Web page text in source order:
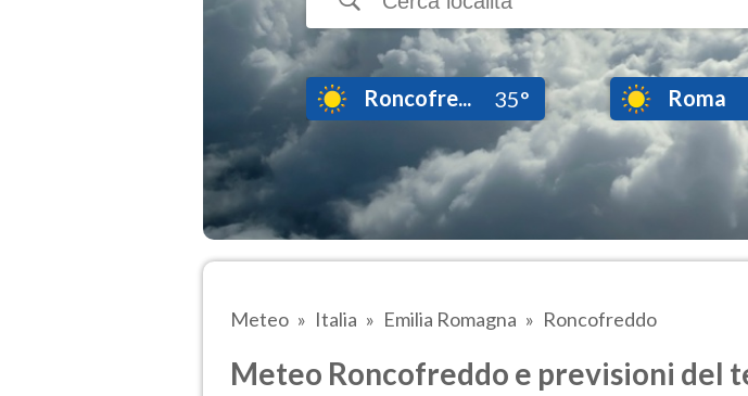
Roncofre... 35° Roma
Meteo Italia Emilia Romagna Roncofreddo
Meteo Roncofreddo e previsioni del